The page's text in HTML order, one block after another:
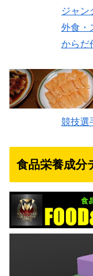
ジャン
外食・
からだ
競技選
食品栄養成分